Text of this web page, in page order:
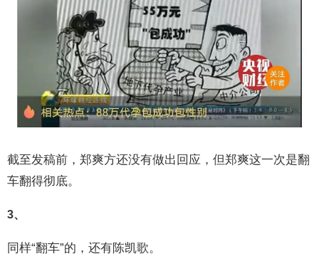
截至发稿前，郑爽方还没有做出回应，但郑爽这一次是翻
车翻得彻底。
3、
同样“翻车”的，还有陈凯歌。